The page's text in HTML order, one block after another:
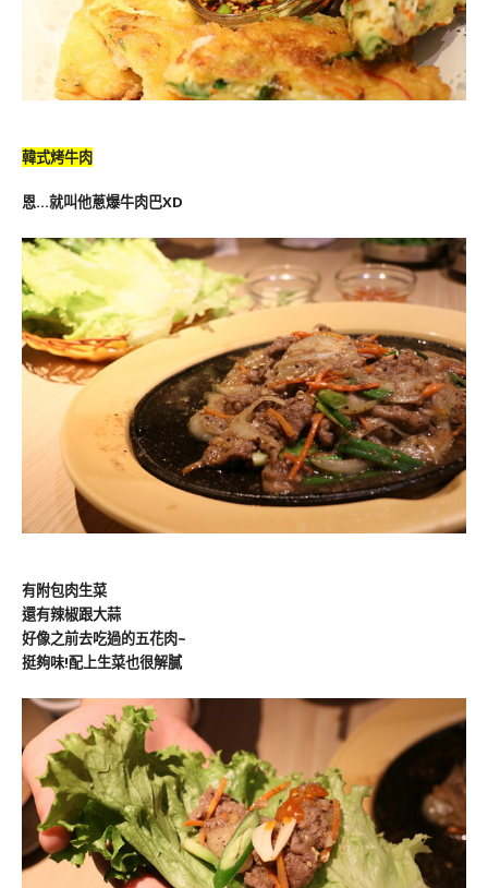
韓式烤牛肉
恩…就叫他蔥爆牛肉巴XD
有附包肉生菜
還有辣椒跟大蒜
好像之前去吃過的五花肉~
挺夠味!配上生菜也很解膩